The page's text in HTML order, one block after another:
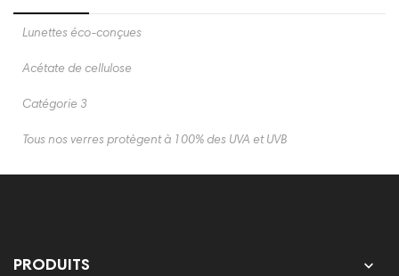
Lunettes éco-conçues
Acétate de cellulose
Catégorie 3
Tous nos verres protègent à 100% des UVA et UVB
PRODUITS 